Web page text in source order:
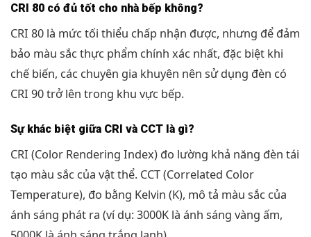
CRI 80 có đủ tốt cho nhà bếp không?
CRI 80 là mức tối thiểu chấp nhận được, nhưng để đảm
bảo màu sắc thực phẩm chính xác nhất, đặc biệt khi
chế biến, các chuyên gia khuyên nên sử dụng đèn có
CRI 90 trở lên trong khu vực bếp.
Sự khác biệt giữa CRI và CCT là gì?
CRI (Color Rendering Index) đo lường khả năng đèn tái
tạo màu sắc của vật thể. CCT (Correlated Color
Temperature), đo bằng Kelvin (K), mô tả màu sắc của
ánh sáng phát ra (ví dụ: 3000K là ánh sáng vàng ấm,